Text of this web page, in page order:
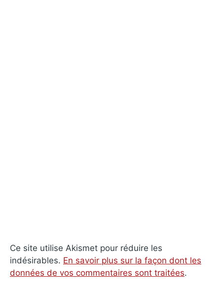
Ce site utilise Akismet pour réduire les
indésirables. En savoir plus sur la façon dont les
données de vos commentaires sont traitées.